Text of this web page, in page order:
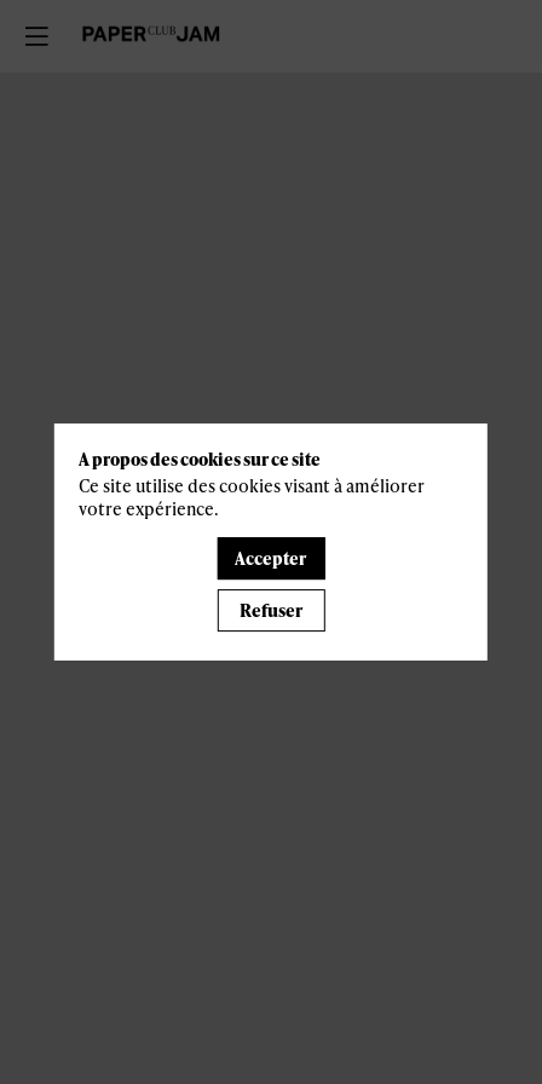
Il manque du contenu : rafraichissez votre navigateur
A propos des cookies sur ce site
Ce site utilise des cookies visant à améliorer
votre expérience.
Accepter
Refuser